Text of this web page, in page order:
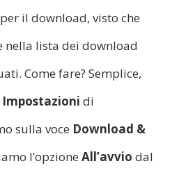
il download, visto che
nella lista dei download
Come fare? Semplice,
Impostazioni di
sulla voce Download &
l’opzione All’avvio dal